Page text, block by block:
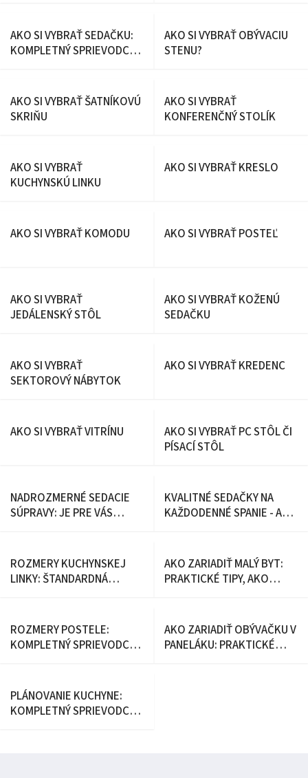
AKO SI VYBRAŤ SEDAČKU:
KOMPLETNÝ SPRIEVODCA
AKO SI VYBRAŤ OBÝVACIU
STENU?
AKO SI VYBRAŤ ŠATNÍKOVÚ
SKRIŇU
AKO SI VYBRAŤ
KONFERENČNÝ STOLÍK
AKO SI VYBRAŤ
KUCHYNSKÚ LINKU
AKO SI VYBRAŤ KRESLO
AKO SI VYBRAŤ KOMODU AKO SI VYBRAŤ POSTEĽ
AKO SI VYBRAŤ
JEDÁLENSKÝ STÔL
AKO SI VYBRAŤ KOŽENÚ
SEDAČKU
AKO SI VYBRAŤ
SEKTOROVÝ NÁBYTOK
AKO SI VYBRAŤ KREDENC
AKO SI VYBRAŤ VITRÍNU
AKO SI VYBRAŤ PC STÔL ČI
PÍSACÍ STÔL
NADROZMERNÉ SEDACIE
SÚPRAVY: JE PRE VÁS
KVALITNÉ SEDAČKY NA
KAŽDODENNÉ SPANIE - AKO
ROZMERY KUCHYNSKEJ
LINKY: ŠTANDARDNÁ
AKO ZARIADIŤ MALÝ BYT:
PRAKTICKÉ TIPY, AKO
METROCH
ROZMERY POSTELE:
KOMPLETNÝ SPRIEVODCA
DOKONALÝ SPÁNOK
AKO ZARIADIŤ OBÝVAČKU V
PANELÁKU: PRAKTICKÉ
PLÁNOVANIE KUCHYNE:
KOMPLETNÝ SPRIEVODCA,